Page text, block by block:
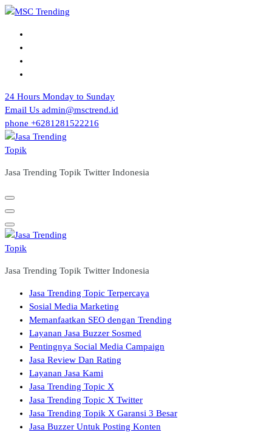
Skip
content
24 Hours Monday to Sunday
Email Us admin@msctrend.id
phone +6281281522216
Jasa Trending Topik Twitter Indonesia
Jasa Trending Topik Twitter Indonesia
Jasa Trending Topic Terpercaya
Sosial Media Marketing
Memanfaatkan SEO dengan Trending
Layanan Jasa Buzzer Sosmed
Pentingnya Social Media Campaign
Jasa Review Dan Rating
Layanan Jasa Kami
Jasa Trending Topic X
Jasa Trending Topic X Twitter
Jasa Trending Topik X Garansi 3 Besar
Jasa Buzzer Untuk Posting Konten